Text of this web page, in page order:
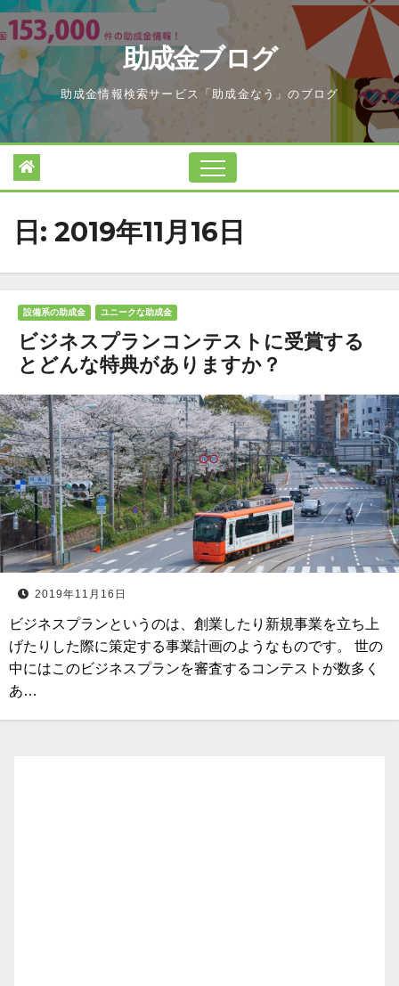
Skip
to
content
助成金ブログ
助成金情報検索サービス「助成金なう」のブログ
日: 2019年11月16日
設備系の助成金 ユニークな助成金
ビジネスプランコンテストに受賞する
とどんな特典がありますか？
2019年11月16日
ビジネスプランというのは、創業したり新規事業を立ち上
げたりした際に策定する事業計画のようなものです。 世の
中にはこのビジネスプランを審査するコンテストが数多く
あ…